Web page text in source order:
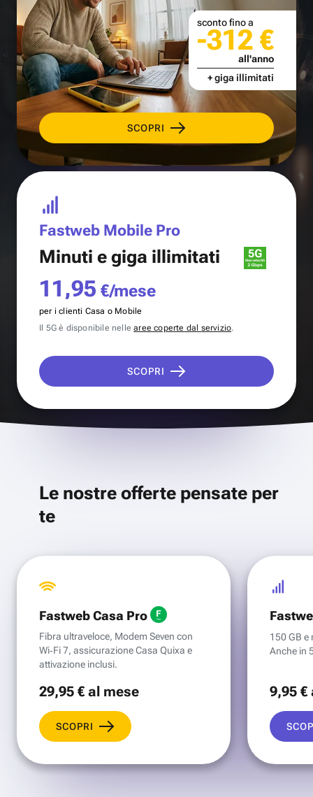
SCOPRI
sconto fino a
-312 €
all'anno
+ giga illimitati
Fastweb Mobile Pro
Minuti e giga illimitati
11,95 €/mese
per i clienti Casa o Mobile
Il 5G è disponibile nellearee coperte dal servizio.
SCOPRI
Le nostre offerte pensate per
te
Fastweb Casa Pro
Fibra ultraveloce, Modem Seven con
Wi‑Fi 7, assicurazione Casa Quixa e
attivazione inclusi.
29,95 €al mese
SCOPRI
150 GB e
Anche in
9,95 €